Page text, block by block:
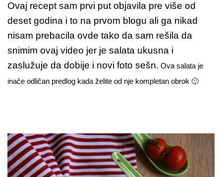
c
e
b
o
o
er
e
st
er at
s
A
p
p
ss
e
n
g
er
ar
e
Ovaj recept sam prvi put objavila pre više od
deset godina i to na prvom blogu ali ga nikad
nisam prebacila ovde tako da sam rešila da
snimim ovaj video jer je salata ukusna i
zaslužuje da dobije i novi foto sešn. Ova salata je
inače odličan predlog kada želite od nje kompletan obrok 🙂